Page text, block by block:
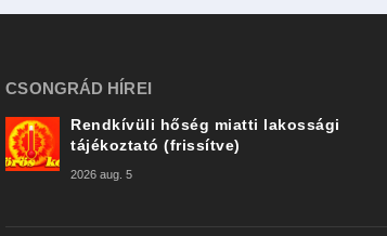
CSONGRÁD HÍREI
Rendkívüli hőség miatti lakossági
tájékoztató (frissítve)
2026 aug. 5